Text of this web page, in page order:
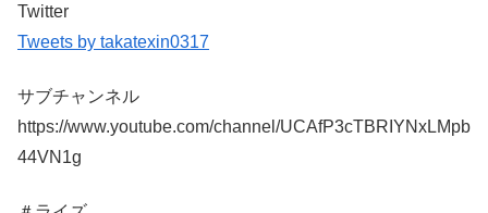
Twitter
Tweets by takatexin0317
サブチャンネル
https://www.youtube.com/channel/UCAfP3cTBRIYNxLMpb
44VN1g